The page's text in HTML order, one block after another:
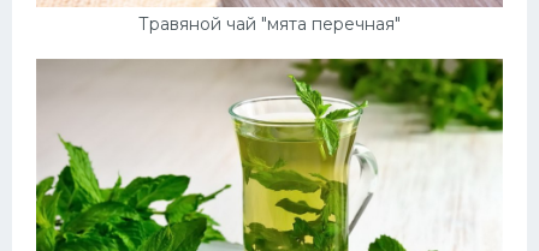
Травяной чай "мята перечная"
Напитки
Дизайн комнаты